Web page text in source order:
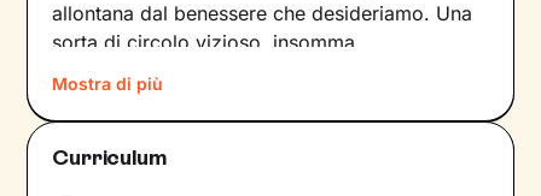
allontana dal benessere che desideriamo. Una
sorta di circolo vizioso, insomma.
Si può interrompere questo circuito,
innescando uncambiamento che porti a una
maggiore serenità
Mostra di più
Curriculum